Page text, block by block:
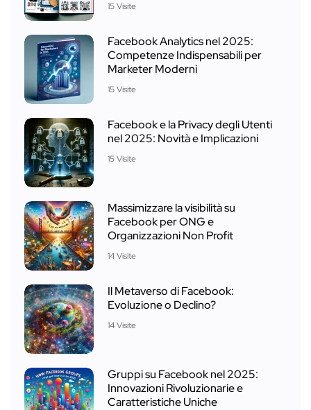
15 Visite
Facebook Analytics nel 2025:
Competenze Indispensabili per
Marketer Moderni
15 Visite
Facebook e la Privacy degli Utenti
nel 2025: Novità e Implicazioni
15 Visite
Massimizzare la visibilità su
Facebook per ONG e
Organizzazioni Non Profit
14 Visite
Il Metaverso di Facebook:
Evoluzione o Declino?
14 Visite
Gruppi su Facebook nel 2025:
Innovazioni Rivoluzionarie e
Caratteristiche Uniche